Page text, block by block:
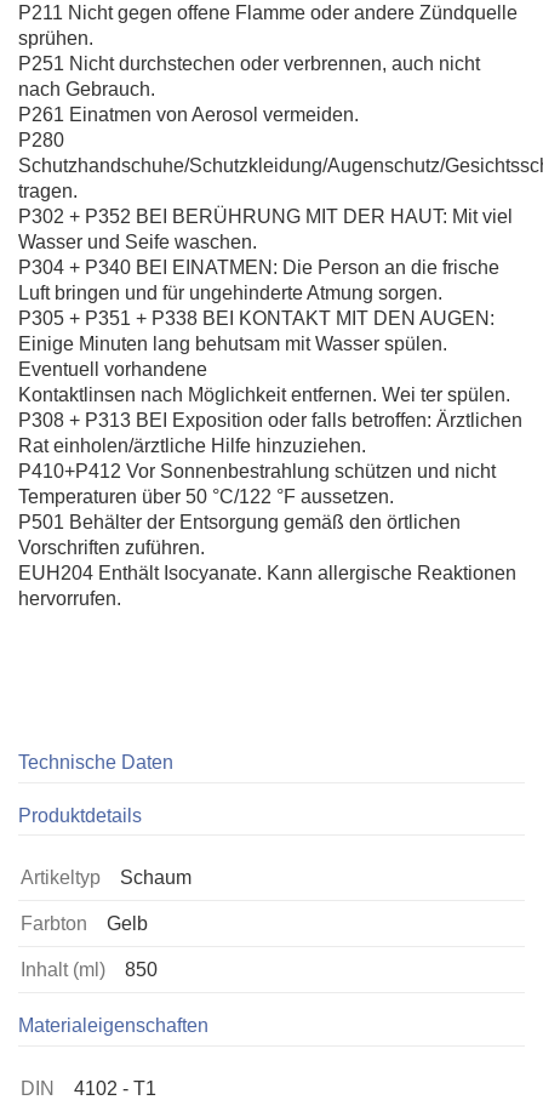
P211 Nicht gegen offene Flamme oder andere Zündquelle
sprühen.
P251 Nicht durchstechen oder verbrennen, auch nicht
nach Gebrauch.
P261 Einatmen von Aerosol vermeiden.
P280
Schutzhandschuhe/Schutzkleidung/Augenschutz/
tragen.
P302 + P352 BEI BERÜHRUNG MIT DER HAUT: Mit viel
Wasser und Seife waschen.
P304 + P340 BEI EINATMEN: Die Person an die frische
Luft bringen und für ungehinderte Atmung sorgen.
P305 + P351 + P338 BEI KONTAKT MIT DEN AUGEN:
Einige Minuten lang behutsam mit Wasser spülen.
Eventuell vorhandene
Kontaktlinsen nach Möglichkeit entfernen. Wei ter spülen.
P308 + P313 BEI Exposition oder falls betroffen: Ärztlichen
Rat einholen/ärztliche Hilfe hinzuziehen.
P410+P412 Vor Sonnenbestrahlung schützen und nicht
Temperaturen über 50 °C/122 °F aussetzen.
P501 Behälter der Entsorgung gemäß den örtlichen
Vorschriften zuführen.
EUH204 Enthält Isocyanate. Kann allergische Reaktionen
hervorrufen.
Technische Daten
Produktdetails
Artikeltyp Schaum
Farbton Gelb
Inhalt (ml) 850
Materialeigenschaften
DIN 4102 - T1